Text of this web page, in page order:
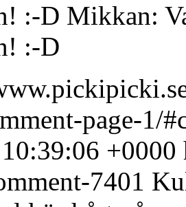
:-D Mikkan:
:-D
page-1/
+0000
7401